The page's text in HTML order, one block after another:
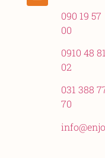
090 19 57
00
0910 48 81
02
031 388
70